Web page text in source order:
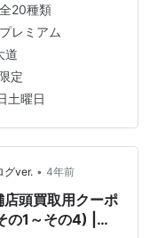
0013 大阪府八尾
店内書物は知恵の
らしに働く本屋
全20種類
レミアム
道
定
土曜日
グver. • 4年前
頭買取用クーポ
1～その4) |